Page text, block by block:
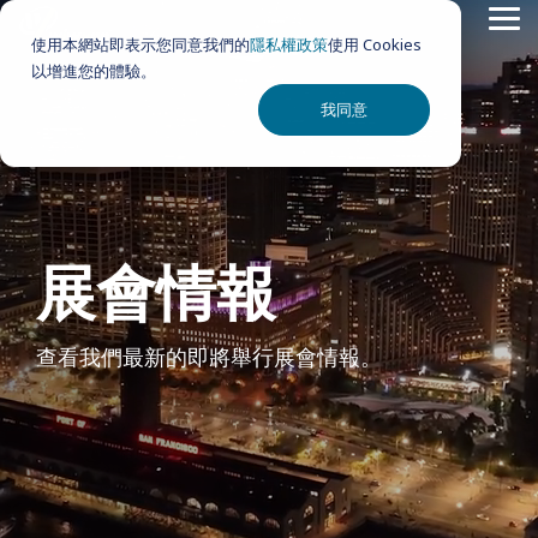
使用本網站即表示您同意我們的隱私權政策使用 Cookies
以增進您的體驗。
我同意
Skip
main
展會情報
查看我們最新的即將舉行展會情報。